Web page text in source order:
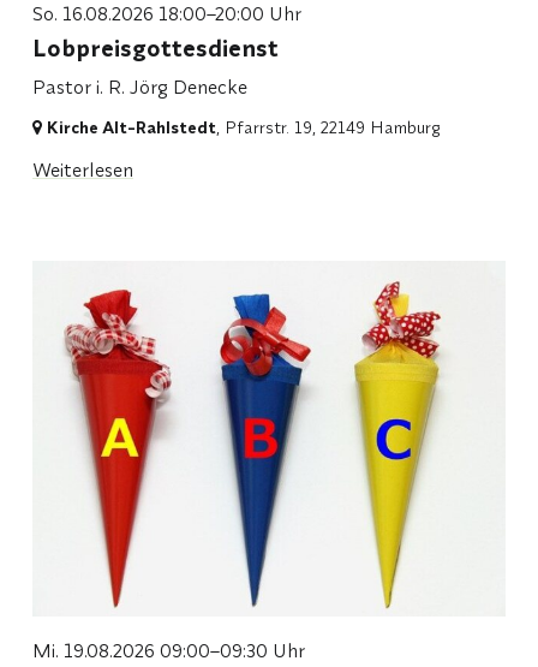
So. 16.08.2026 18:00–20:00 Uhr
Lobpreisgottesdienst
Pastor i. R. Jörg Denecke
Kirche Alt-Rahlstedt, Pfarrstr. 19, 22149 Hamburg
Weiterlesen
Mi. 19.08.2026 09:00–09:30 Uhr